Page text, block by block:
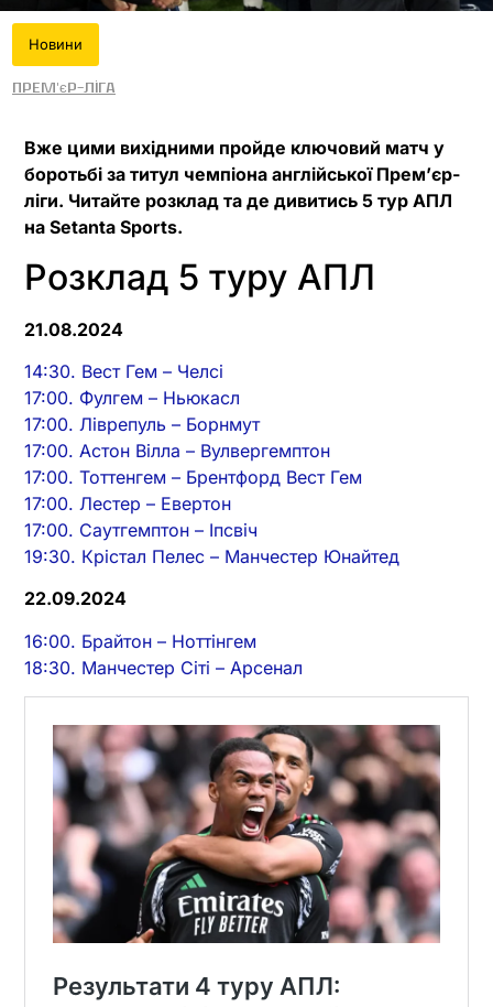
Новини
Прем'єр-ліга
Вже цими вихідними пройде ключовий матч у
боротьбі за титул чемпіона англійської Прем’єр-
ліги. Читайте розклад та де дивитись 5 тур АПЛ
на Setanta Sports.
Розклад 5 туру АПЛ
21.08.2024
14:30. Вест Гем – Челсі
17:00. Фулгем – Ньюкасл
17:00. Ліврепуль – Борнмут
17:00. Астон Вілла – Вулвергемптон
17:00. Тоттенгем – Брентфорд Вест Гем
17:00. Лестер – Евертон
17:00. Саутгемптон – Іпсвіч
19:30. Крістал Пелес – Манчестер Юнайтед
22.09.2024
16:00. Брайтон – Ноттінгем
18:30. Манчестер Сіті – Арсенал